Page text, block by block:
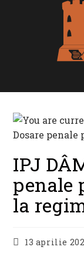
IPJ
penale
la
Post13 aprilie